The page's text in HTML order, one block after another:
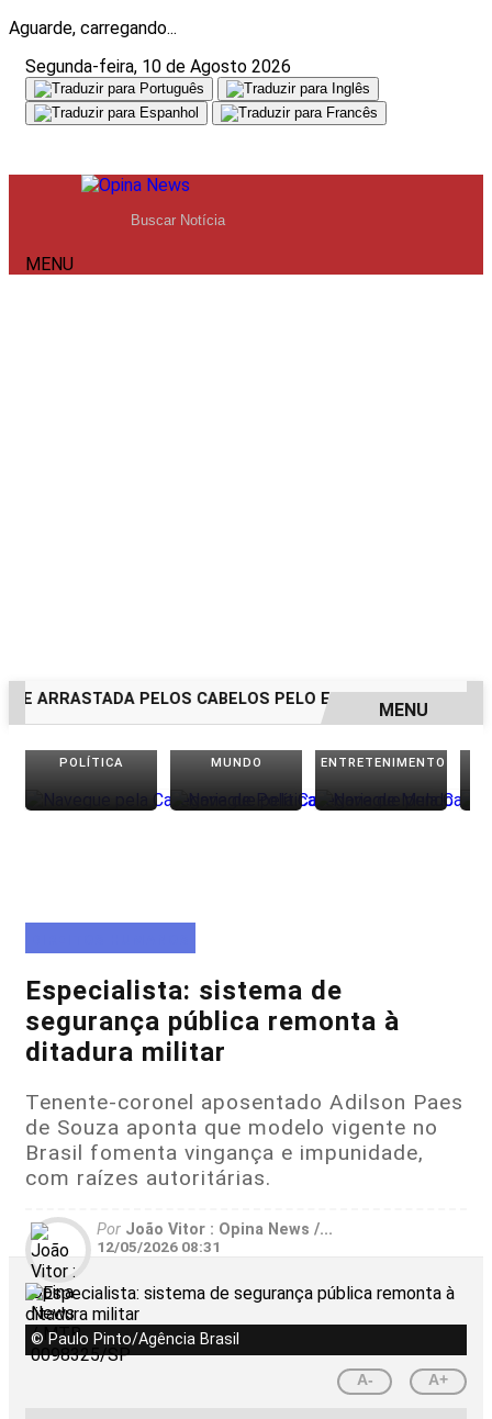
Aguarde, carregando...
Segunda-feira, 10 de Agosto 2026
MENU
ARRASTADA PELOS CABELOS PELO EX-NAMORADO; VEJA O
EM ALTA
MENU
POLÍTICA MUNDO ENTRETENIMENTO
Especialista: sistema de
segurança pública remonta à
ditadura militar
Tenente-coronel aposentado Adilson Paes
de Souza aponta que modelo vigente no
Brasil fomenta vingança e impunidade,
com raízes autoritárias.
Por João Vitor : Opina News /...
12/05/2026 08:31
© Paulo Pinto/Agência Brasil
A- A+